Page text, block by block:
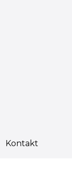
Kontakt